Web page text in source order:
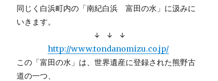
同じく白浜町内の「南紀白浜 富田の水」に汲みに
いきます。
↓ ↓ ↓
http://www.tondanomizu.co.jp/
この「富田の水」は、世界遺産に登録された熊野古
道の一つ、